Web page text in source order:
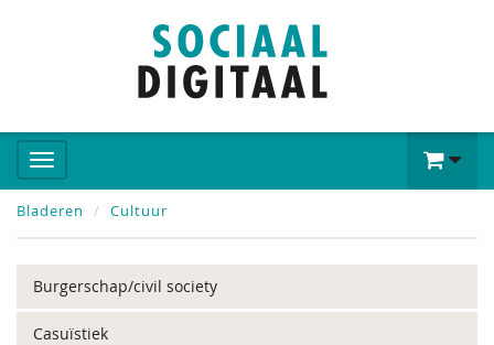
Bladeren Cultuur
Burgerschap/civil society
Casuïstiek